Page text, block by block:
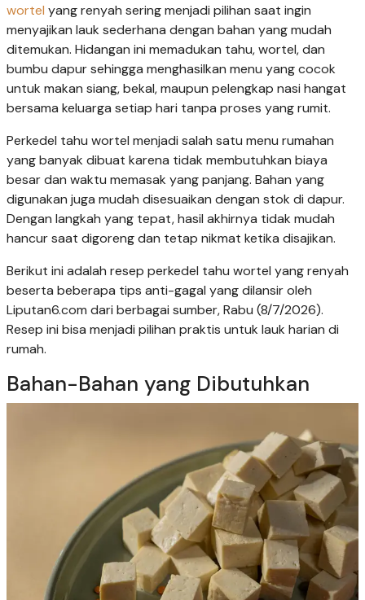
wortel yang renyah sering menjadi pilihan saat ingin
menyajikan lauk sederhana dengan bahan yang mudah
ditemukan. Hidangan ini memadukan tahu, wortel, dan
bumbu dapur sehingga menghasilkan menu yang cocok
untuk makan siang, bekal, maupun pelengkap nasi hangat
bersama keluarga setiap hari tanpa proses yang rumit.
Perkedel tahu wortel menjadi salah satu menu rumahan
yang banyak dibuat karena tidak membutuhkan biaya
besar dan waktu memasak yang panjang. Bahan yang
digunakan juga mudah disesuaikan dengan stok di dapur.
Dengan langkah yang tepat, hasil akhirnya tidak mudah
hancur saat digoreng dan tetap nikmat ketika disajikan.
Berikut ini adalah resep perkedel tahu wortel yang renyah
beserta beberapa tips anti-gagal yang dilansir oleh
Liputan6.com dari berbagai sumber, Rabu (8/7/2026).
Resep ini bisa menjadi pilihan praktis untuk lauk harian di
rumah.
Bahan-Bahan yang Dibutuhkan